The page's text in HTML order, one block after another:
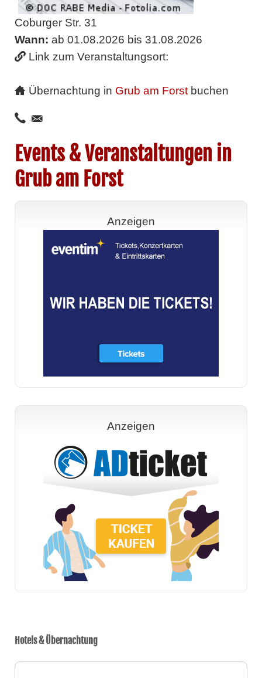
Coburger Str. 31
Wann: ab 01.08.2026 bis 31.08.2026
Link zum Veranstaltungsort:
Übernachtung in Grub am Forstbuchen
Events & Veranstaltungen in
Grub am Forst
Anzeigen
Anzeigen
Hotels & Übernachtung